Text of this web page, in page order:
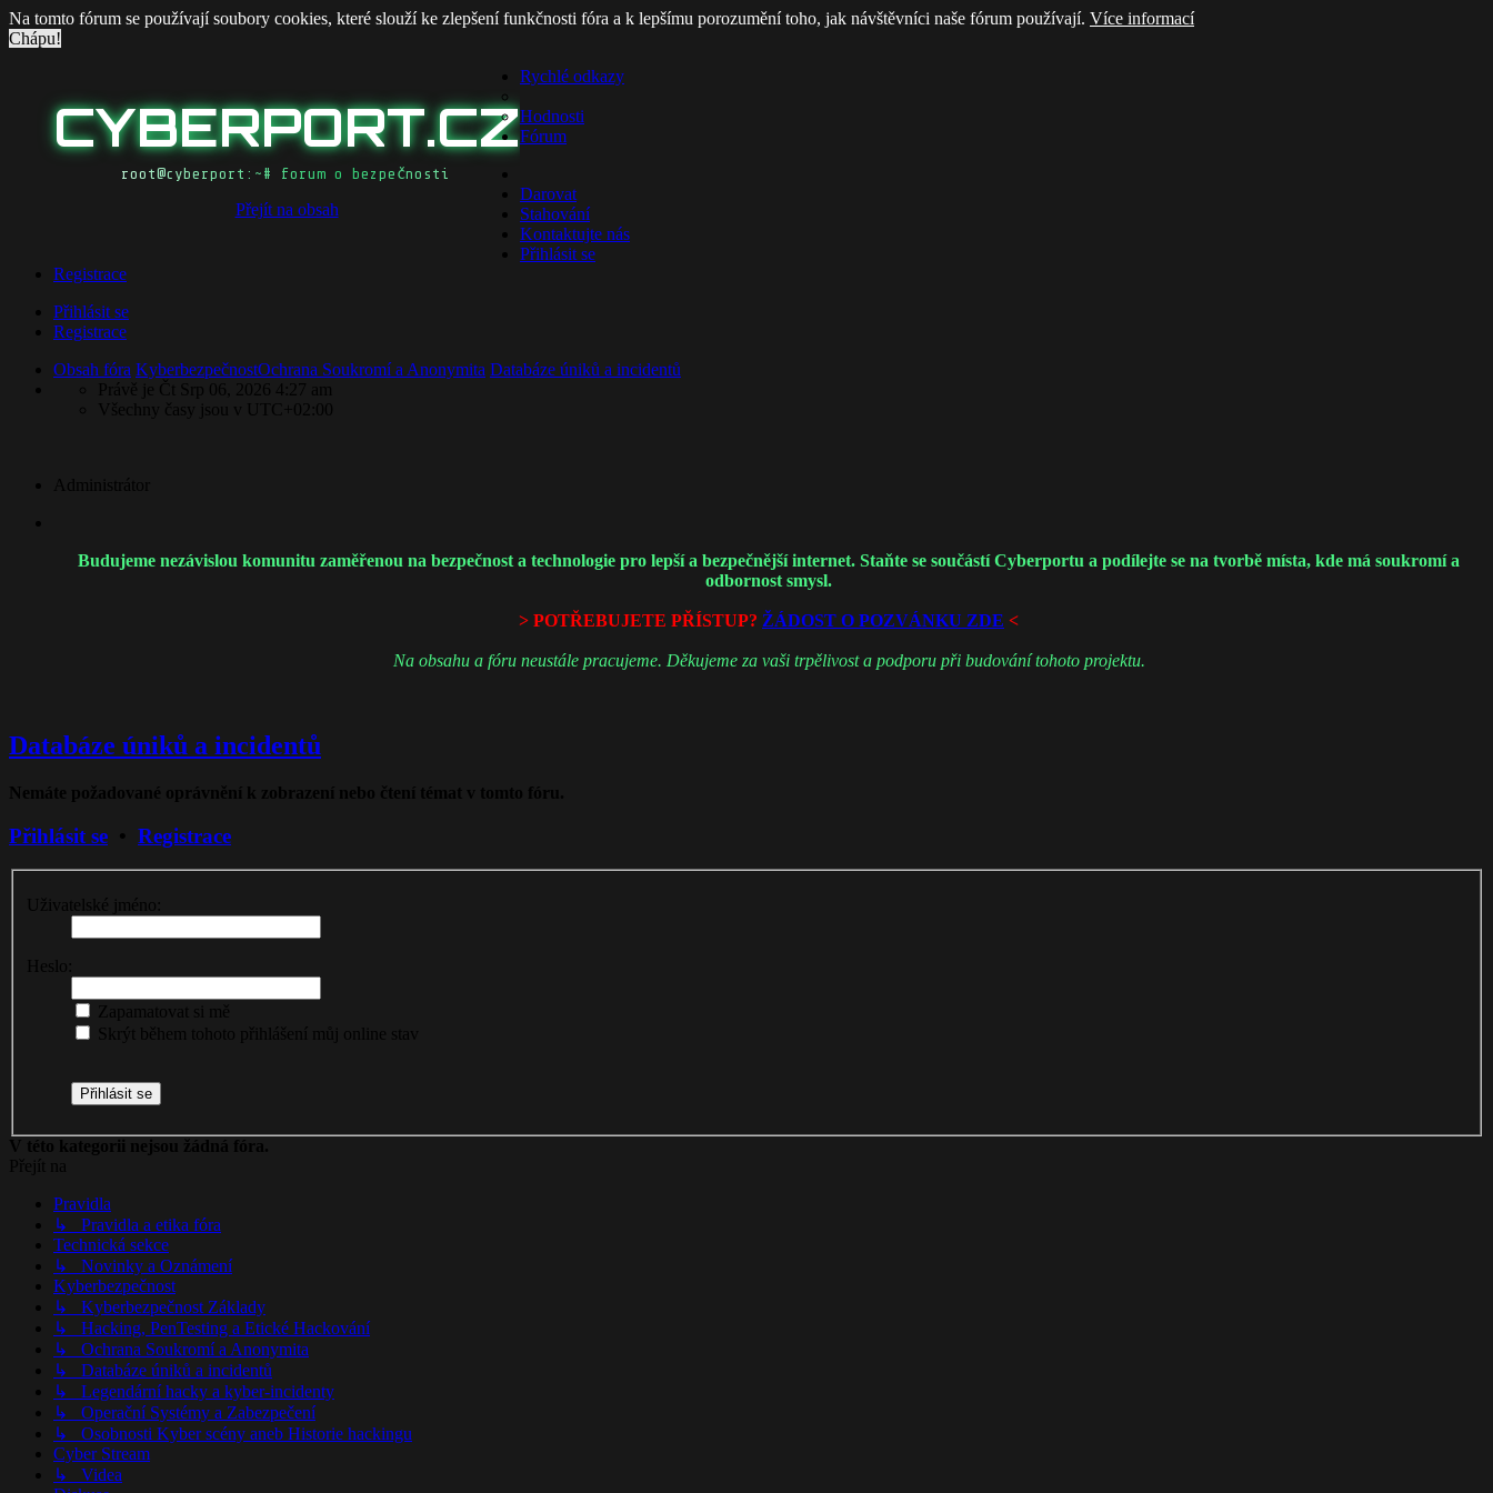
Na tomto fórum se používají soubory cookies, které slouží ke zlepšení funkčnosti fóra a k lepšímu porozumění toho, jak návštěvníci naše fórum používají. Více informací
Chápu!
CYBERPORT.CZ
root@cyberport:~# forum o bezpečnosti
Přejít na obsah
Rychlé odkazy
Hodnosti
Fórum
Darovat
Stahování
Kontaktujte nás
Přihlásit se
Registrace
Přihlásit se
Registrace
Obsah fóra Kyberbezpečnost​Ochrana Soukromí a Anonymita Databáze úniků a incidentů
Právě je Čt Srp 06, 2026 4:27 am
Všechny časy jsou v UTC+02:00
Administrátor
Budujeme nezávislou komunitu zaměřenou na bezpečnost a technologie pro lepší a bezpečnější internet. Staňte se součástí Cyberportu a podílejte se na tvorbě místa, kde má soukromí a
odbornost smysl.
> POTŘEBUJETE PŘÍSTUP? ŽÁDOST O POZVÁNKU ZDE <
Na obsahu a fóru neustále pracujeme. Děkujeme za vaši trpělivost a podporu při budování tohoto projektu.
Databáze úniků a incidentů
Nemáte požadované oprávnění k zobrazení nebo čtení témat v tomto fóru.
Přihlásit se • Registrace
Uživatelské jméno:
Heslo:
Zapamatovat si mě
Skrýt během tohoto přihlášení můj online stav
V této kategorii nejsou žádná fóra.
Přejít na
Pravidla
↳ Pravidla a etika fóra
Technická sekce
↳ Novinky a Oznámení
Kyberbezpečnost
↳ Kyberbezpečnost Základy
↳ Hacking, PenTesting a Etické Hackování
↳ ​Ochrana Soukromí a Anonymita
↳ Databáze úniků a incidentů
↳ Legendární hacky a kyber-incidenty
↳ ​Operační Systémy a Zabezpečení
↳ Osobnosti Kyber scény aneb Historie hackingu
Cyber Stream
↳ Videa